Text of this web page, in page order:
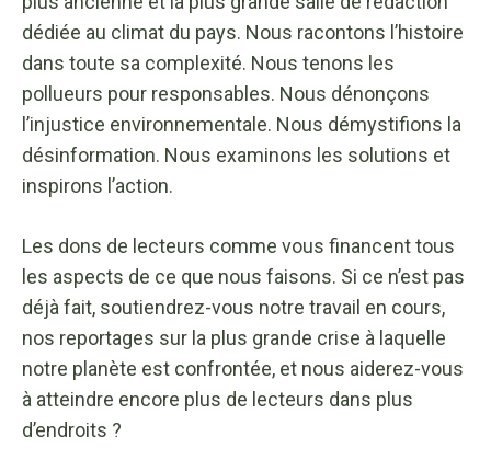
dédiée au climat du pays. Nous racontons l’histoire
dans toute sa complexité. Nous tenons les
pollueurs pour responsables. Nous dénonçons
l’injustice environnementale. Nous démystifions la
désinformation. Nous examinons les solutions et
inspirons l’action.
Les dons de lecteurs comme vous financent tous
les aspects de ce que nous faisons. Si ce n’est pas
déjà fait, soutiendrez-vous notre travail en cours,
nos reportages sur la plus grande crise à laquelle
notre planète est confrontée, et nous aiderez-vous
à atteindre encore plus de lecteurs dans plus
d’endroits ?